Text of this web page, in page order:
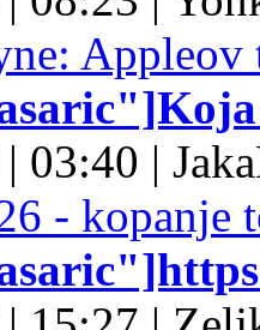
| 03:40 |
- kopanje